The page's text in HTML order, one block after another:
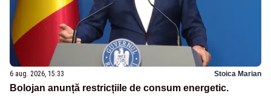
6 aug. 2026, 15:33 Stoica Marian
Bolojan anunță restricțiile de consum energetic.